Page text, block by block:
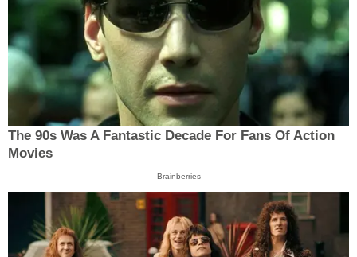
The 90s Was A Fantastic Decade For Fans Of Action
Movies
Brainberries